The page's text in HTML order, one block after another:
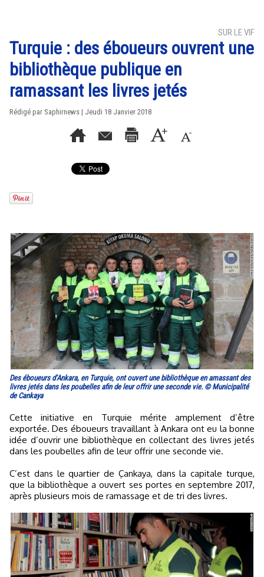
SUR LE VIF
Turquie : des éboueurs ouvrent une
bibliothèque publique en
ramassant les livres jetés
Rédigé par Saphirnews | Jeudi 18 Janvier 2018
Des éboueurs d’Ankara, en Turquie, ont ouvert une bibliothèque en amassant des
livres jetés dans les poubelles afin de leur offrir une seconde vie. © Municipalité
de Cankaya
Cette initiative en Turquie mérite amplement d’être
exportée. Des éboueurs travaillant à Ankara ont eu la bonne
idée d’ouvrir une bibliothèque en collectant des livres jetés
dans les poubelles afin de leur offrir une seconde vie.
C’est dans le quartier de Çankaya, dans la capitale turque,
que la bibliothèque a ouvert ses portes en septembre 2017,
après plusieurs mois de ramassage et de tri des livres.